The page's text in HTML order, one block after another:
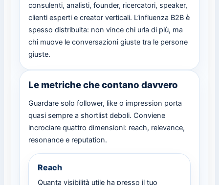
consulenti, analisti, founder, ricercatori, speaker,
clienti esperti e creator verticali. L’influenza B2B è
spesso distribuita: non vince chi urla di più, ma
chi muove le conversazioni giuste tra le persone
giuste.
Le metriche che contano davvero
Guardare solo follower, like o impression porta
quasi sempre a shortlist deboli. Conviene
incrociare quattro dimensioni: reach, relevance,
resonance e reputation.
Reach
Quanta visibilità utile ha presso il tuo